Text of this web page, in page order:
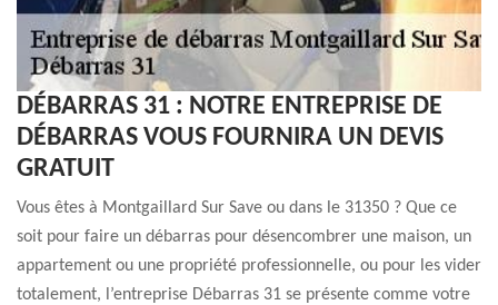
DÉBARRAS 31 : NOTRE ENTREPRISE DE
DÉBARRAS VOUS FOURNIRA UN DEVIS
GRATUIT
Vous êtes à Montgaillard Sur Save ou dans le 31350 ? Que ce
soit pour faire un débarras pour désencombrer une maison, un
appartement ou une propriété professionnelle, ou pour les vider
totalement, l’entreprise Débarras 31 se présente comme votre